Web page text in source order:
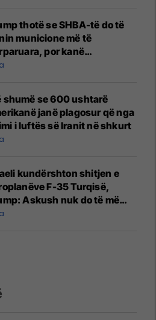
thotë se SHBA-të do të
municione më të
por kanë
për luftën me
shumë se 600 ushtarë
janë plagosur që nga
i luftës së Iranit në shkurt
kundërshton shitjen e
F-35 Turqisë,
Askush nuk do të më
se çfarë do të shesim